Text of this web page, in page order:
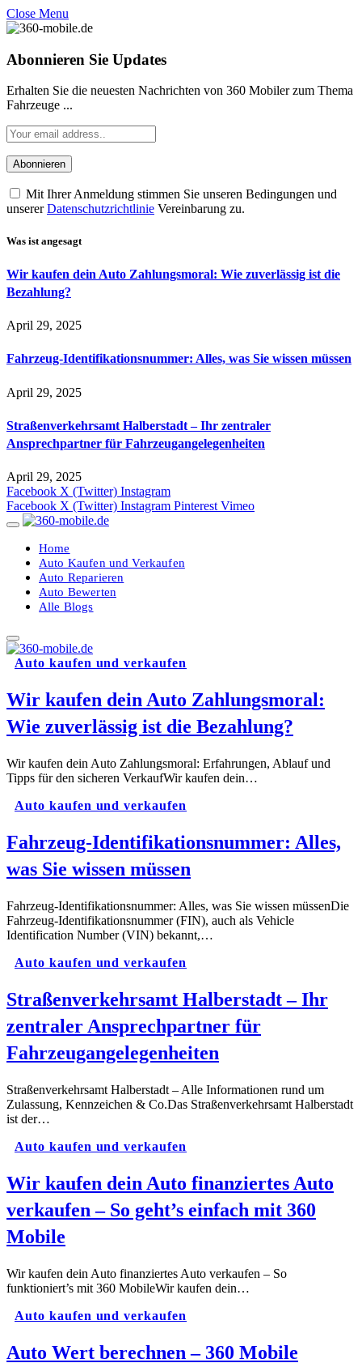
Close Menu
Abonnieren Sie Updates
Erhalten Sie die neuesten Nachrichten von 360 Mobiler zum Thema
Fahrzeuge ...
Mit Ihrer Anmeldung stimmen Sie unseren Bedingungen und
unsererDatenschutzrichtlinie Vereinbarung zu.
Was ist angesagt
Wir kaufen dein Auto Zahlungsmoral: Wie zuverlässig ist die
Bezahlung?
April 29, 2025
Fahrzeug-Identifikationsnummer: Alles, was Sie wissen müssen
April 29, 2025
Straßenverkehrsamt Halberstadt – Ihr zentraler
Ansprechpartner für Fahrzeugangelegenheiten​
April 29, 2025
Facebook X (Twitter) Instagram
Facebook X (Twitter) Instagram Pinterest Vimeo
Home
Auto Kaufen und Verkaufen
Auto Reparieren
Auto Bewerten
Alle Blogs
Auto kaufen und verkaufen
Wir kaufen dein Auto Zahlungsmoral:
Wie zuverlässig ist die Bezahlung?
Wir kaufen dein Auto Zahlungsmoral: Erfahrungen, Ablauf und
Tipps für den sicheren VerkaufWir kaufen dein…
Auto kaufen und verkaufen
Fahrzeug-Identifikationsnummer: Alles,
was Sie wissen müssen
Fahrzeug-Identifikationsnummer: Alles, was Sie wissen müssenDie
Fahrzeug-Identifikationsnummer (FIN), auch als Vehicle
Identification Number (VIN) bekannt,…
Auto kaufen und verkaufen
Straßenverkehrsamt Halberstadt – Ihr
zentraler Ansprechpartner für
Fahrzeugangelegenheiten​
Straßenverkehrsamt Halberstadt – Alle Informationen rund um
Zulassung, Kennzeichen & Co.Das Straßenverkehrsamt Halberstadt
ist der…
Auto kaufen und verkaufen
Wir kaufen dein Auto finanziertes Auto
verkaufen – So geht’s einfach mit 360
Mobile
Wir kaufen dein Auto finanziertes Auto verkaufen – So
funktioniert’s mit 360 MobileWir kaufen dein…
Auto kaufen und verkaufen
Auto Wert berechnen – 360 Mobile